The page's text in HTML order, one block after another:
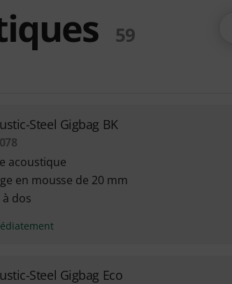
59
Steel Gigbag BK
acoustique
en mousse de 20 mm
à dos
Steel Gigbag Eco